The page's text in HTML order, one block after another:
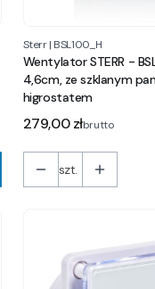
Sterr| BSL100_H
Wentylator STERR -
4,6cm, ze szklanym
higrostatem
Cena
279,00 złbrutto
szt.